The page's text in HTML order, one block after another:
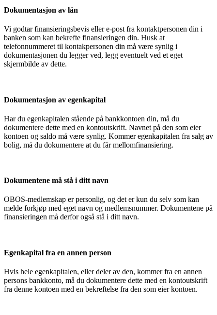
Dokumentasjon av lån
Vi godtar finansieringsbevis eller e-post fra kontaktpersonen din i
banken som kan bekrefte finansieringen din. Husk at
telefonnummeret til kontakpersonen din må være synlig i
dokumentasjonen du legger ved, legg eventuelt ved et eget
skjermbilde av dette.
Dokumentasjon av egenkapital
Har du egenkapitalen stående på bankkontoen din, må du
dokumentere dette med en kontoutskrift. Navnet på den som eier
kontoen og saldo må være synlig. Kommer egenkapitalen fra salg av
bolig, må du dokumentere at du får mellomfinansiering.
Dokumentene må stå i ditt navn
OBOS-medlemskap er personlig, og det er kun du selv som kan
melde forkjøp med eget navn og medlemsnummer. Dokumentene på
finansieringen må derfor også stå i ditt navn.
Egenkapital fra en annen person
Hvis hele egenkapitalen, eller deler av den, kommer fra en annen
persons bankkonto, må du dokumentere dette med en kontoutskrift
fra denne kontoen med en bekreftelse fra den som eier kontoen.